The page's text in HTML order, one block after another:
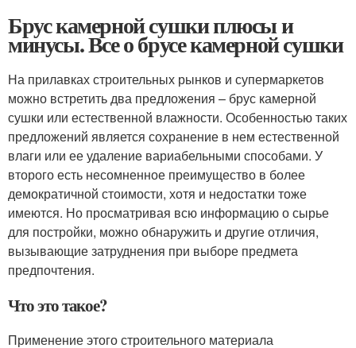
Брус камерной сушки плюсы и
минусы. Все о брусе камерной сушки
На прилавках строительных рынков и супермаркетов
можно встретить два предложения – брус камерной
сушки или естественной влажности. Особенностью таких
предложений является сохранение в нем естественной
влаги или ее удаление вариабельными способами. У
второго есть несомненное преимущество в более
демократичной стоимости, хотя и недостатки тоже
имеются. Но просматривая всю информацию о сырье
для постройки, можно обнаружить и другие отличия,
вызывающие затруднения при выборе предмета
предпочтения.
Что это такое?
Применение этого строительного материала